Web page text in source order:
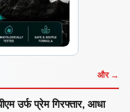
और →
उर्फ प्रेम गिरफ्तार, आधा